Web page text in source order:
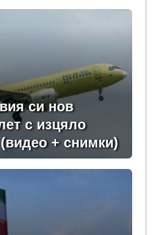
си нов
с изцяло
+ снимки)